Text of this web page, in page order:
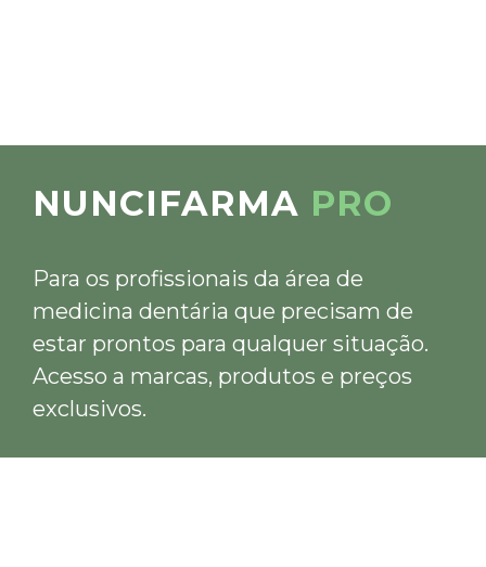
NUNCIFARMA PRO
Para os profissionais da área de
medicina dentária que precisam de
estar prontos para qualquer situação.
Acesso a marcas, produtos e preços
exclusivos.